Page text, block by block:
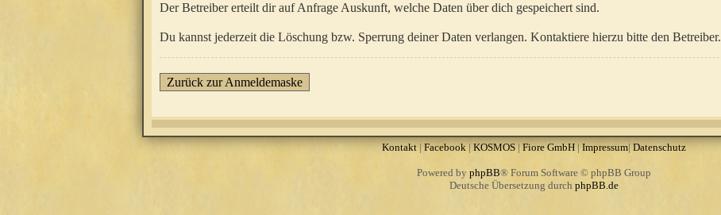
Der Betreiber erteilt dir auf Anfrage Auskunft, welche Daten über dich gespeichert sind.
Du kannst jederzeit die Löschung bzw. Sperrung deiner Daten verlangen. Kontaktiere hierzu bitte den Betreiber.
Zurück zur Anmeldemaske
Kontakt| Facebook|KOSMOS| Fiore GmbH| Impressum|Datenschutz
Powered by phpBB® Forum Software © phpBB Group
Deutsche Übersetzung durch phpBB.de